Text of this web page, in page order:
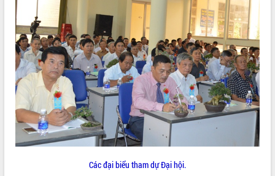
VĂN BẢN HĐND TỈNH
ĐIỂM TIN VĂN BẢN
QUY HOẠCH - KẾ HOẠCH
Các đại biểu tham dự Đại hội.